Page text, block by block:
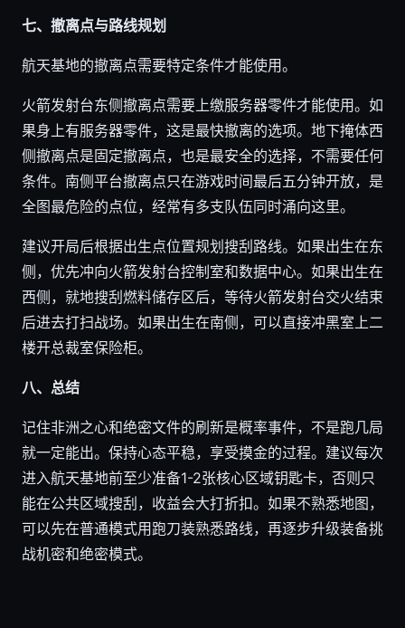
七、撤离点与路线规划
航天基地的撤离点需要特定条件才能使用。
火箭发射台东侧撤离点需要上缴服务器零件才能使用。如
果身上有服务器零件，这是最快撤离的选项。地下掩体西
侧撤离点是固定撤离点，也是最安全的选择，不需要任何
条件。南侧平台撤离点只在游戏时间最后五分钟开放，是
全图最危险的点位，经常有多支队伍同时涌向这里。
建议开局后根据出生点位置规划搜刮路线。如果出生在东
侧，优先冲向火箭发射台控制室和数据中心。如果出生在
西侧，就地搜刮燃料储存区后，等待火箭发射台交火结束
后进去打扫战场。如果出生在南侧，可以直接冲黑室上二
楼开总裁室保险柜。
八、总结
记住非洲之心和绝密文件的刷新是概率事件，不是跑几局
就一定能出。保持心态平稳，享受摸金的过程。建议每次
进入航天基地前至少准备1-2张核心区域钥匙卡，否则只
能在公共区域搜刮，收益会大打折扣。如果不熟悉地图，
可以先在普通模式用跑刀装熟悉路线，再逐步升级装备挑
战机密和绝密模式。